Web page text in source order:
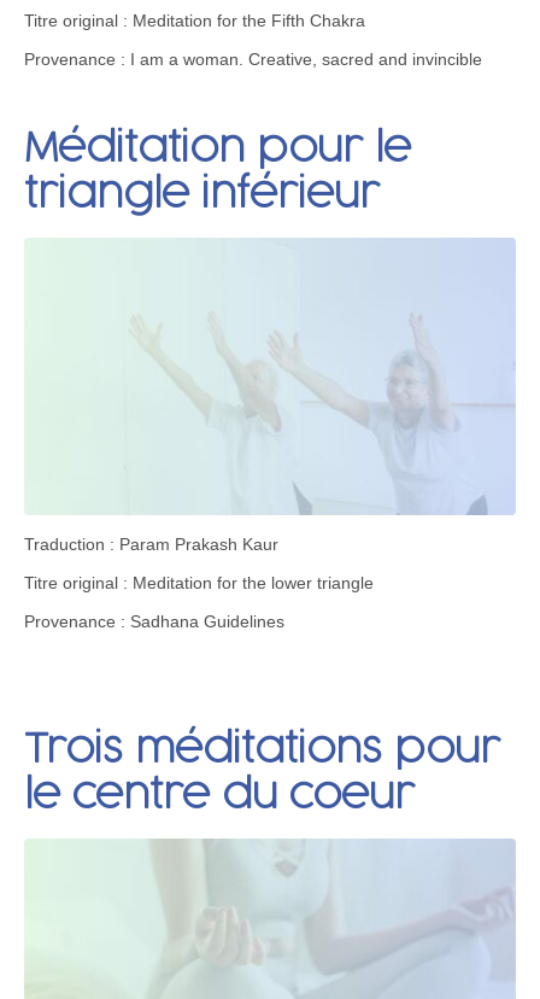
Titre original : Meditation for the Fifth Chakra
Provenance : I am a woman. Creative, sacred and invincible
Méditation pour le
triangle inférieur
Traduction : Param Prakash Kaur
Titre original : Meditation for the lower triangle
Provenance : Sadhana Guidelines
Trois méditations pour
le centre du coeur